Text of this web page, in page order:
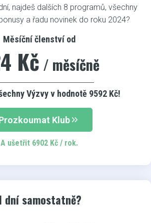
najdeš dalších 8 programů, všechny
a řadu novinek do roku 2024?
Měsíční členství od
Kč / měsíčně
Výzvy v hodnotě 9592 Kč!
Klub
A ušetřit 6902 Kč / rok.
dní samostatně?